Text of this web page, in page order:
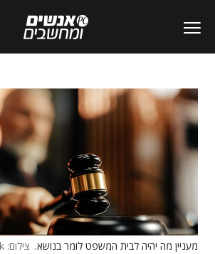
מעניין מה יהיה לבית המשפט לומר בנושא. צילום: ShutterStock